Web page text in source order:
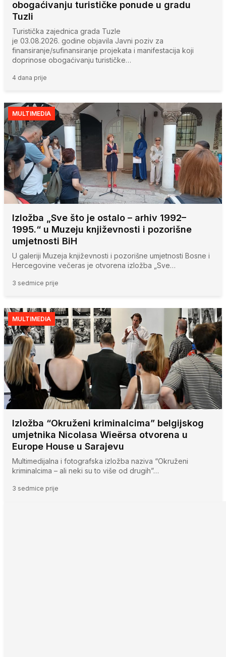
obogaćivanju turističke ponude u gradu
Tuzli
Turistička zajednica grada Tuzle
je 03.08.2026. godine objavila Javni poziv za
finansiranje/sufinansiranje projekata i manifestacija koji
doprinose obogaćivanju turističke…
4 dana prije
MULTIMEDIA
Izložba „Sve što je ostalo – arhiv 1992–
1995.“ u Muzeju književnosti i pozorišne
umjetnosti BiH
U galeriji Muzeja književnosti i pozorišne umjetnosti Bosne i
Hercegovine večeras je otvorena izložba „Sve…
3 sedmice prije
MULTIMEDIA
Izložba “Okruženi kriminalcima” belgijskog
umjetnika Nicolasa Wieërsa otvorena u
Europe House u Sarajevu
Multimedijalna i fotografska izložba naziva “Okruženi
kriminalcima – ali neki su to više od drugih”…
3 sedmice prije